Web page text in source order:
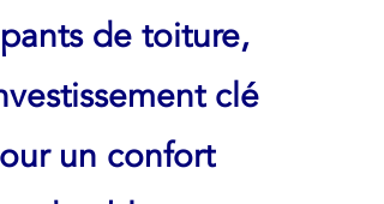
de toiture,
clé
un confort